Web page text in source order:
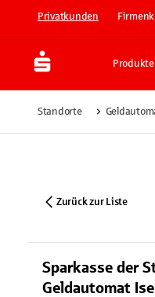
Privatkunden
Produkte
Standorte
Zurück zur Liste
Sparkasse der
Geldautomat